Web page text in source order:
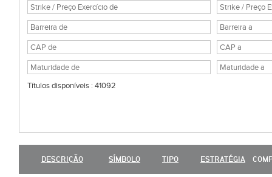
Títulos disponíveis : 41092
DESCRIÇÃO SÍMBOLO TIPO ESTRATÉGIA